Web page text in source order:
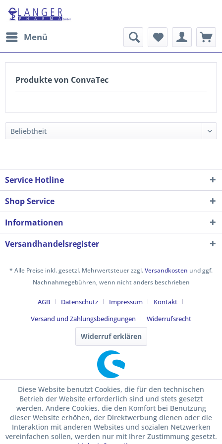
Menü
Produkte von ConvaTec
Service Hotline
Shop Service
Informationen
Versandhandelsregister
* Alle Preise inkl. gesetzl. Mehrwertsteuer zzgl.Versandkosten und ggf.
Nachnahmegebühren, wenn nicht anders beschrieben
AGB Datenschutz Impressum
Kontakt
Versand und Zahlungsbedingungen
Widerrufsrecht
Widerruf erklären
Diese Website benutzt Cookies, die für den technischen
Betrieb der Website erforderlich sind und stets gesetzt
werden. Andere Cookies, die den Komfort bei Benutzung
dieser Website erhöhen, der Direktwerbung dienen oder die
Interaktion mit anderen Websites und sozialen Netzwerken
vereinfachen sollen, werden nur mit Ihrer Zustimmung gesetzt.